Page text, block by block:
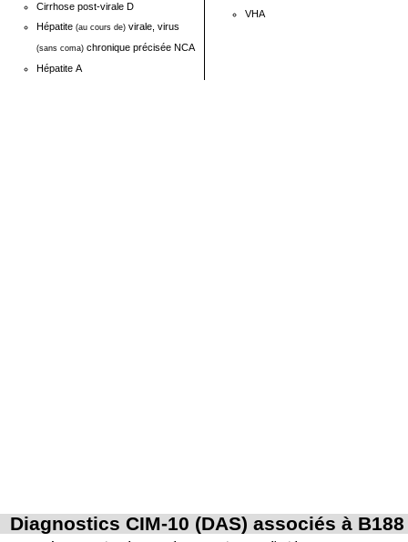
Cirrhose post-virale D
Hépatite (au cours de) virale, virus
(sans coma) chronique précisée NCA
Hépatite A
VHA
Diagnostics CIM-10 (DAS) associés à B188